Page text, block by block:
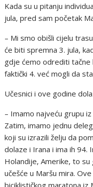
Kada su u pitanju
jula, pred sam početak
– Mi smo obišli cijelu
će biti spremna 3. jula,
gdje ćemo odrediti tačne
faktički 4. već mogli da
Učesnici i ove godine
– Imamo najveću grupu
Zatim, imamo jednu
koji su izrazili želju da
dolaze i Irana i ima ih 94.
Holandije, Amerike, to
učešće u Maršu mira.
biciklističkog maratona iz